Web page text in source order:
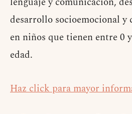
desarrollo socioemocional y
en niños que tienen entre 0
edad.
Haz click para mayor